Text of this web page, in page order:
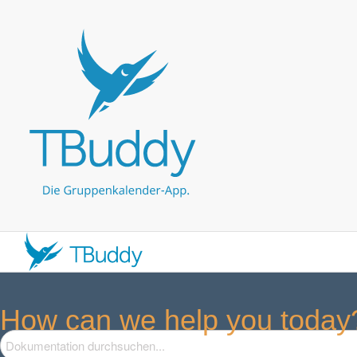
How can we help you